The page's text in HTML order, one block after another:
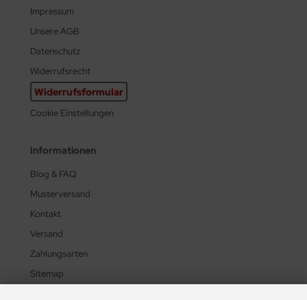
Impressum
Unsere AGB
Datenschutz
Widerrufsrecht
Widerrufsformular
Cookie Einstellungen
Informationen
Blog & FAQ
Musterversand
Kontakt
Versand
Zahlungsarten
Sitemap